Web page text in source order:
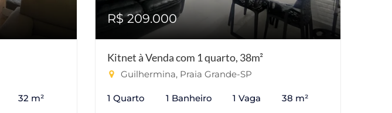
32 m²
R$ 209.000
Kitnet à Venda com 1 quarto, 38m²
Guilhermina, Praia Grande-SP
1 Quarto 1 Banheiro 1 Vaga 38 m²